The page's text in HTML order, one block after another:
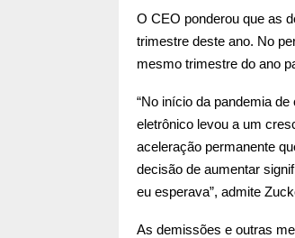
O CEO ponderou que as
trimestre deste ano. No
mesmo trimestre do ano
“No início da pandemia
eletrônico levou a um
aceleração permanente
decisão de aumentar
eu esperava”, admite
As demissões e outras